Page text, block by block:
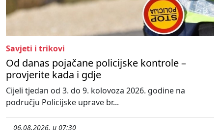
Savjeti i trikovi
Od danas pojačane policijske kontrole –
provjerite kada i gdje
Cijeli tjedan od 3. do 9. kolovoza 2026. godine na
području Policijske uprave br...
06.08.2026. u 07:30